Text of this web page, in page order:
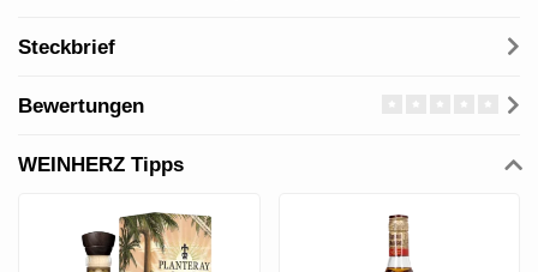
Steckbrief
Bewertungen
WEINHERZ Tipps